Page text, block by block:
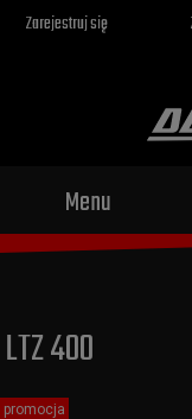
Zarejestruj się
Menu
LTZ 400
promocja